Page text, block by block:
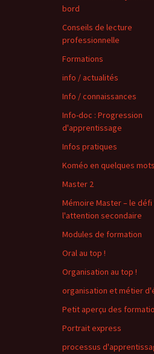
bord
Conseils de lecture
professionnelle
Formations
info / actualités
Info / connaissances
Info-doc : Progression
d'apprentissage
Infos pratiques
Koméo en quelques
Master 2
Mémoire Master – le défi
l'attention secondaire
Modules de formation
Oral au top !
Organisation au top !
organisation et métier
Petit aperçu des
Portrait express
processus